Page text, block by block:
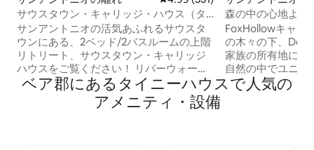
サウスタウン・キャリッジ・ハウス（タ
ワー・オブ・アメリカズの眺め！）
サンアントニオの活気あふれるサウスタ
ウンにある、2ベッド/2バスルームの上階
リトリート、サウスタウン・キャリッジ
ハウスをご覧ください！ リバーウォー
ク、アラモ、Rosario's、Friendly Spot、
Blissなどの人気飲食店やバーからわずか
数歩。「2組のカップルに最適」で、卒業
ス
森の中の心地よい
Cabin
FoxHollowキャビ
の木々の下、
家族の所有地にあ
自然の中でユニー
休暇をお過ごしください！
ングベッド、Wi-
ベア郡にあるタイニーハウスで人気の
アメニティ・設備